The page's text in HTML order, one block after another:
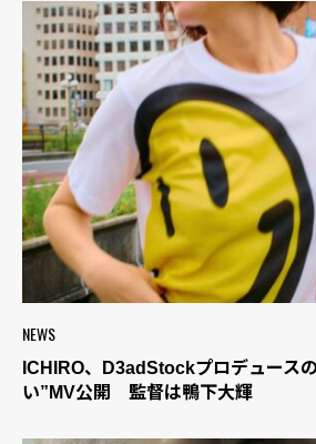
NEWS
ICHIRO、D3adStockプロデュース
い”MV公開 監督は鴨下大輝